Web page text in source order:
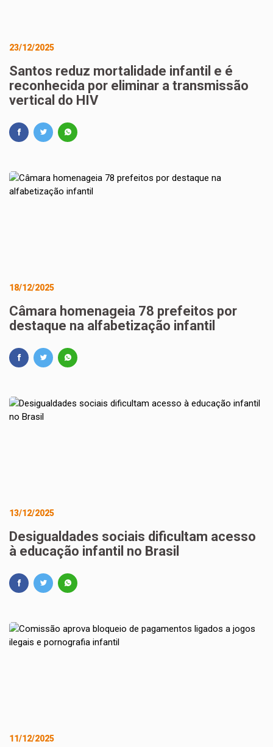
23/12/2025
Santos reduz mortalidade infantil e é
reconhecida por eliminar a transmissão
vertical do HIV
18/12/2025
Câmara homenageia 78 prefeitos por
destaque na alfabetização infantil
13/12/2025
Desigualdades sociais dificultam acesso
à educação infantil no Brasil
11/12/2025